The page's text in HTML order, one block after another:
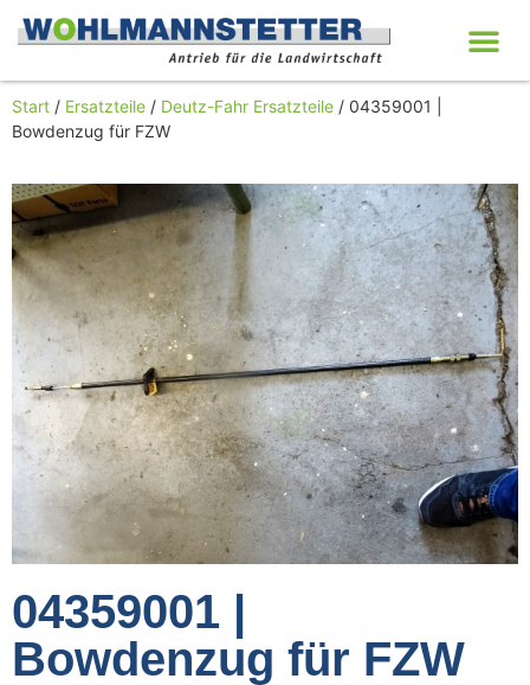
Start / Ersatzteile / Deutz-Fahr Ersatzteile / 04359001 |
Bowdenzug für FZW
04359001 |
Bowdenzug für FZW